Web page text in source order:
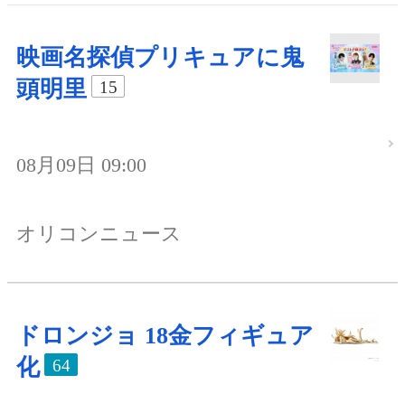
映画名探偵プリキュアに鬼
頭明里
15
08月09日 09:00
オリコンニュース
ドロンジョ 18金フィギュア
化
64